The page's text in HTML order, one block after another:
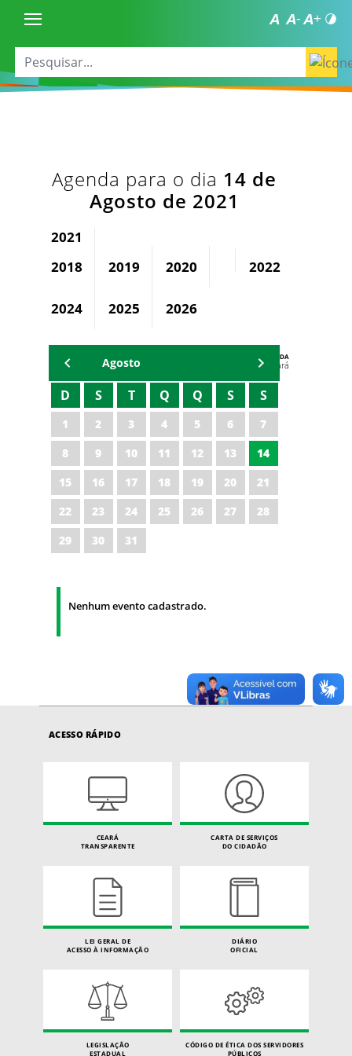
Agenda para o dia 14 de
Agosto de 2021
2021
2018
2019 2020 2022
2024 2025 2026
AGENDA
Polícia Militar do Ceará
Agosto
D S T Q Q S S
1 2 3 4 5 6
7
8
9 10 11 12 13
14
15
16 17 18 19 20
21
22
23 24 25 26 27
28
29
30 31
Nenhum evento cadastrado.
ACESSO RÁPIDO
CEARÁ
TRANSPARENTE
CARTA DE SERVIÇOS
DO CIDADÃO
LEI GERAL DE
ACESSO À INFORMAÇÃO
DIÁRIO
OFICIAL
LEGISLAÇÃO
ESTADUAL
CÓDIGO DE ÉTICA DOS SERVIDORES
PÚBLICOS